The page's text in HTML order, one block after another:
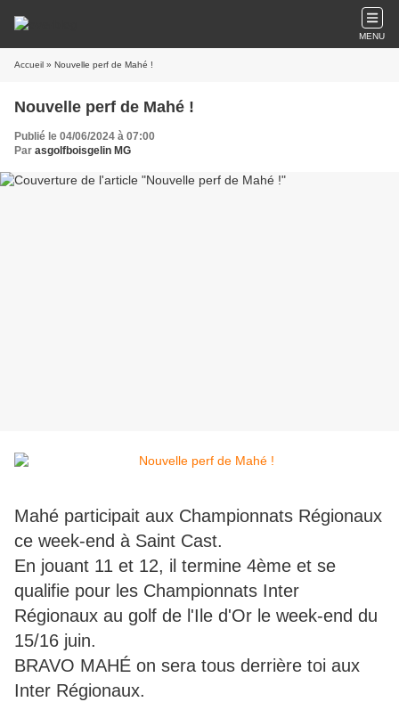
MENU
Accueil » Nouvelle perf de Mahé !
Nouvelle perf de Mahé !
Publié le 04/06/2024 à 07:00
Par asgolfboisgelin MG
Mahé participait aux Championnats Régionaux
ce week-end à Saint Cast.
En jouant 11 et 12, il termine 4ème et se
qualifie pour les Championnats Inter
Régionaux au golf de l'Ile d'Or le week-end du
15/16 juin.
BRAVO MAHÉ on sera tous derrière toi aux
Inter Régionaux.